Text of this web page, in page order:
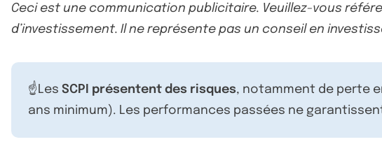
Ceci est une communication publicitaire. Veuillez-vous
d’investissement. Il ne représente pas un conseil en
☝️Les SCPI présentent des risques, notamment de perte
ans minimum). Les performances passées ne